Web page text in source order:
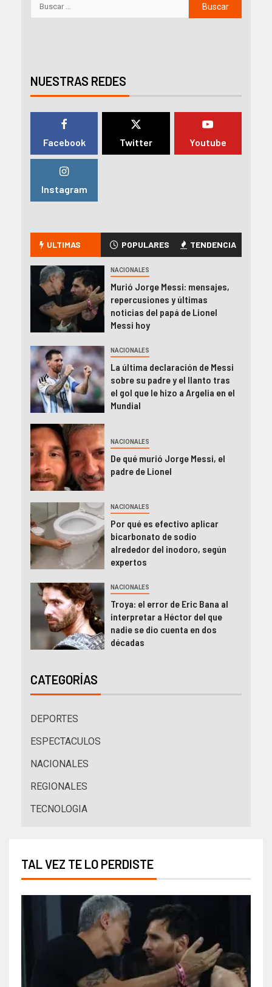
NUESTRAS REDES
Facebook Twitter Youtube
Instagram
ULTIMAS POPULARES TENDENCIA
NACIONALES
Murió Jorge Messi: mensajes,
repercusiones y últimas
noticias del papá de Lionel
Messi hoy
NACIONALES
La última declaración de Messi
sobre su padre y el llanto tras
el gol que le hizo a Argelia en el
Mundial
NACIONALES
De qué murió Jorge Messi, el
padre de Lionel
NACIONALES
Por qué es efectivo aplicar
bicarbonato de sodio
alrededor del inodoro, según
expertos
NACIONALES
Troya: el error de Eric Bana al
interpretar a Héctor del que
nadie se dio cuenta en dos
décadas
CATEGORÍAS
DEPORTES
ESPECTACULOS
NACIONALES
REGIONALES
TECNOLOGIA
TAL VEZ TE LO PERDISTE